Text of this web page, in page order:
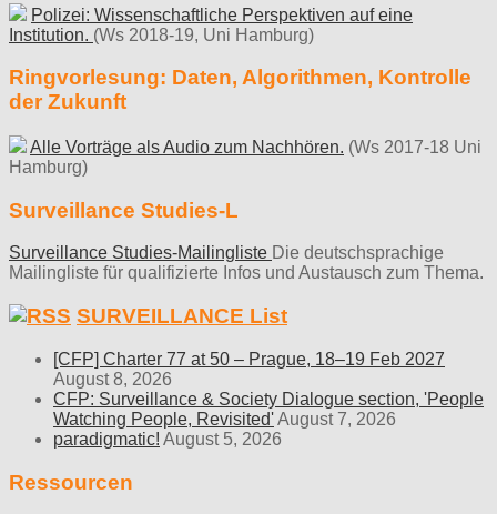
Polizei: Wissenschaftliche Perspektiven auf eine
Institution. (Ws 2018-19, Uni Hamburg)
Ringvorlesung: Daten, Algorithmen, Kontrolle
der Zukunft
Alle Vorträge als Audio zum Nachhören. (Ws 2017-18 Uni
Hamburg)
Surveillance Studies-L
Surveillance Studies-Mailingliste Die deutschsprachige
Mailingliste für qualifizierte Infos und Austausch zum Thema.
SURVEILLANCE List
[CFP] Charter 77 at 50 – Prague, 18–19 Feb 2027
August 8, 2026
CFP: Surveillance & Society Dialogue section, 'People
Watching People, Revisited'August 7, 2026
paradigmatic! August 5, 2026
Ressourcen